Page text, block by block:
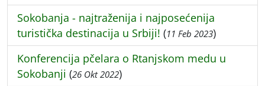
Sokobanja - najtraženija i najposećenija
turistička destinacija u Srbiji! (11 Feb 2023)
Konferencija pčelara o Rtanjskom medu u
Sokobanji (26 Okt 2022)